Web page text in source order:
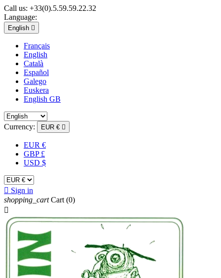
Call us: +33(0).5.59.59.22.32
Language:
English 
Français
English
Català
Español
Galego
Euskera
English GB
Currency: EUR € 
EUR €
GBP £
USD $
 Sign in
shopping_cart Cart (0)
